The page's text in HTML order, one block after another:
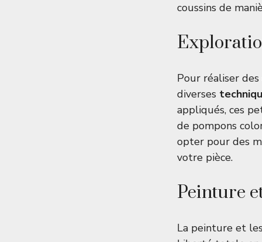
coussins de
Pour réaliser
diverses
appliqués, ces
de pompons
opter pour des
votre pièce.
Peinture
La peinture et